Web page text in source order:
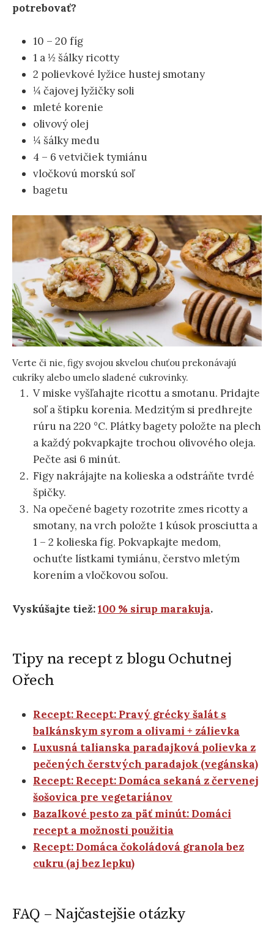
potrebovať?
10 – 20 fíg
1 a ½ šálky ricotty
2 polievkové lyžice hustej smotany
¼ čajovej lyžičky soli
mleté korenie
olivový olej
¼ šálky medu
4 – 6 vetvičiek tymiánu
vločkovú morskú soľ
bagetu
Verte či nie, figy svojou skvelou chuťou prekonávajú
cukríky alebo umelo sladené cukrovinky.
V miske vyšľahajte ricottu a smotanu. Pridajte
soľ a štipku korenia. Medzitým si predhrejte
rúru na 220 °C. Plátky bagety položte na plech
a každý pokvapkajte trochou olivového oleja.
Pečte asi 6 minút.
Figy nakrájajte na kolieska a odstráňte tvrdé
špičky.
Na opečené bagety rozotrite zmes ricotty a
smotany, na vrch položte 1 kúsok prosciutta a
1 – 2 kolieska fíg. Pokvapkajte medom,
ochuťte lístkami tymiánu, čerstvo mletým
korením a vločkovou soľou.
Vyskúšajte tiež:100 % sirup marakuja.
Tipy na recept z blogu Ochutnej
Ořech
Recept: Recept: Pravý grécky šalát s
balkánskym syrom a olivami + zálievka
Luxusná talianska paradajková polievka z
pečených čerstvých paradajok (vegánska)
Recept: Recept: Domáca sekaná z červenej
šošovica pre vegetariánov
Bazalkové pesto za päť minút: Domáci
recept a možnosti použitia
Recept: Domáca čokoládová granola bez
cukru (aj bez lepku)
FAQ – Najčastejšie otázky